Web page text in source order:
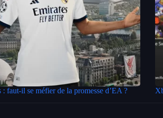
faut-il se méfier de la promesse d’EA ?